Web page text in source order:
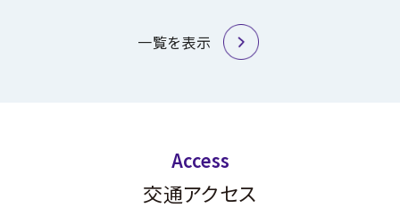
一覧を表示
交通アクセス